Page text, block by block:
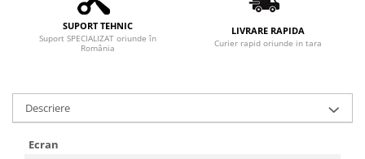
Componente PC
Placi Video
CPU
SUPORT TEHNIC
Suport SPECIALIZAT oriunde în
România
LIVRARE RAPIDA
Curier rapid oriunde in tara
Descriere
Ecran